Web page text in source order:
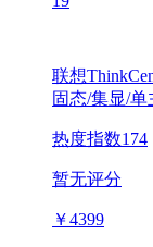
联想
固态/集显/单
热度指数174
暂无评分
￥4399